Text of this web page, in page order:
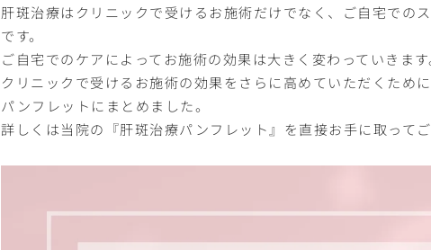
肝斑治療はクリニックで受けるお施術だけでなく、ご自宅での
です。
ご自宅でのケアによってお施術の効果は大きく変わっていきま
クリニックで受けるお施術の効果をさらに高めていただくため
パンフレットにまとめました。
詳しくは当院の『肝斑治療パンフレット』を直接お手に取って